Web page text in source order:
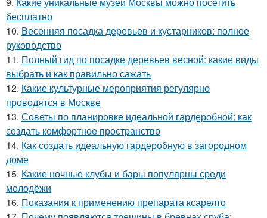
бесплатно
10. Весенняя посадка деревьев и кустарников: полное
руководство
11. Полный гид по посадке деревьев весной: какие виды
выбрать и как правильно сажать
12. Какие культурные мероприятия регулярно
проводятся в Москве
13. Советы по планировке идеальной гардеробной: как
создать комфортное пространство
14. Как создать идеальную гардеробную в загородном
доме
15. Какие ночные клубы и бары популярны среди
молодёжи
16. Показания к применению препарата ксарелто